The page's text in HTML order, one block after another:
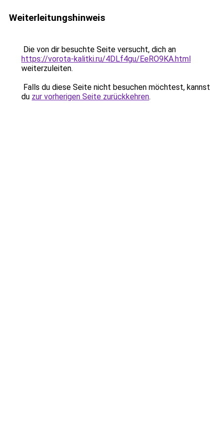
Weiterleitungshinweis
Die von dir besuchte Seite versucht, dich an
https://vorota-kalitki.ru/4DLf4gu/EeRO9KA.html
weiterzuleiten.
Falls du diese Seite nicht besuchen möchtest, kannst
du zur vorherigen Seite zurückkehren.